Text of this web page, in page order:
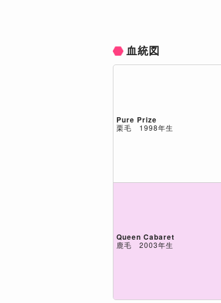
血統図
Pure Prize
栗毛 1998年生
Queen Cabaret
鹿毛 2003年生